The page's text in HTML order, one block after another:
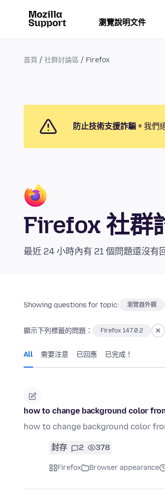
瀏覽說明文件
首頁 社群討論區 Firefox
防止技術支援詐騙。 我們
Firefox 社群
最近 24 小時內有 21 個問題還沒有
Showing questions for topic: 瀏覽器外觀
顯示下列標籤的問題： Firefox 147.0.2
All 需要注意 已回應 已完成！
how to change background color
how to change background color
封存 2 378
Firefox Browser appearance